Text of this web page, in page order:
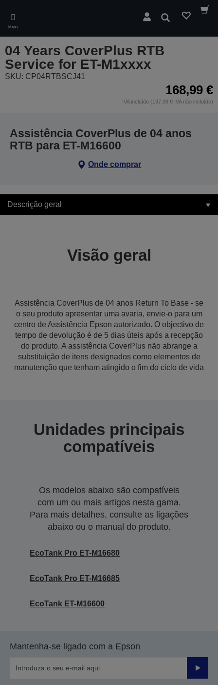
main
content
Menu
Pesquisar
04 Years CoverPlus RTB
Service for ET-M1xxxx
SKU: CP04RTBSCJ41
168,99 €
IVA incluído (137,39 € IVA não incluído)
Assistência CoverPlus de 04 anos
RTB para ET-M16600
Onde comprar
Descrição geral
Visão geral
Assistência CoverPlus de 04 anos Return To Base - se
o seu produto apresentar uma avaria, envie-o para um
centro de Assistência Epson autorizado. O objectivo de
tempo de devolução é de 5 dias úteis após a recepção
do produto. A assistência CoverPlus não abrange a
substituição de itens designados como elementos de
manutenção que tenham atingido o fim do ciclo de vida
Unidades principais
compatíveis
Os modelos abaixo são compatíveis
com um ou mais artigos nesta gama.
Para mais detalhes, consulte as ligações
abaixo ou o manual do produto.
EcoTank Pro ET-M16680
EcoTank Pro ET-M16685
EcoTank ET-M16600
Mantenha-se ligado com a Epson
Enviar